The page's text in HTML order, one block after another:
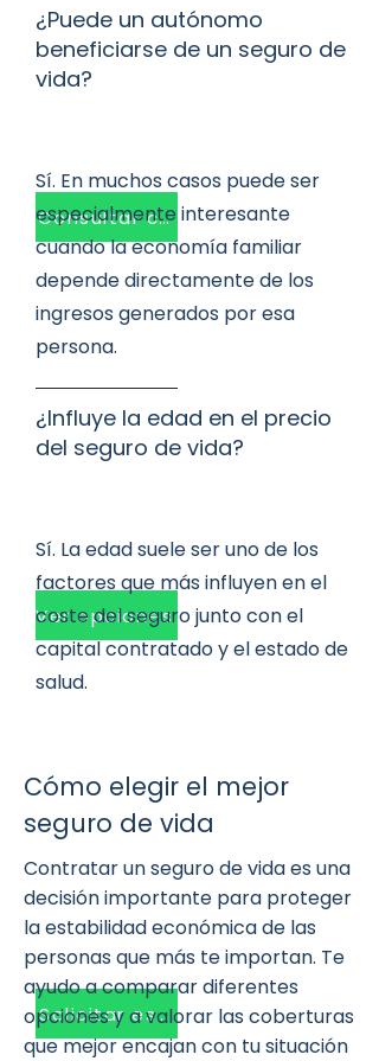
Consultar caso
¿Puede un autónomo
beneficiarse de un seguro de
vida?
Sí. En muchos casos puede ser
especialmente interesante
cuando la economía familiar
depende directamente de los
ingresos generados por esa
persona.
Ver opciones
¿Influye la edad en el precio
del seguro de vida?
Sí. La edad suele ser uno de los
factores que más influyen en el
coste del seguro junto con el
capital contratado y el estado de
salud.
Solicitar estudio
Cómo elegir el mejor
seguro de vida
Contratar un seguro de vida es una
decisión importante para proteger
la estabilidad económica de las
personas que más te importan. Te
ayudo a comparar diferentes
opciones y a valorar las coberturas
que mejor encajan con tu situación